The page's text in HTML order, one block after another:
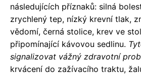
následujících příznaků: silná
zrychlený tep, nízký krevní tlak,
vědomí, černá stolice, krev ve
připomínající kávovou sedlinu.
signalizovat vážný zdravotní
krvácení do zažívacího traktu,